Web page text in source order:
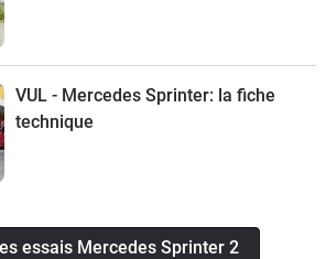
VUL - Mercedes Sprinter: la fiche
technique
essais Mercedes Sprinter 2